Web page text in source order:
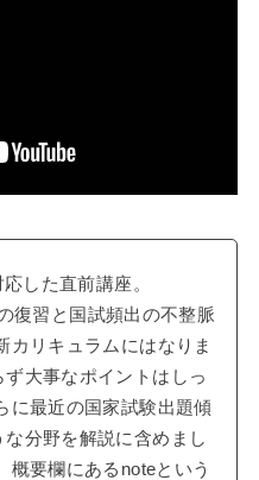
した直前講座。
復習と国試頻出の不整脈
カリキュラムにはなりま
大事なポイントはしっ
に最近の国家試験出題傾
分野を解説に含めまし
概要欄にあるnoteという